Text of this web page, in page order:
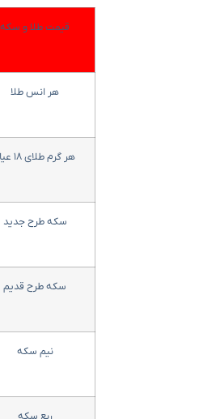
قیمت طلا و سکه
هر انس طلا
هر گرم طلای ۱۸ عیار
سکه طرح جدید
سکه طرح قدیم
نیم سکه
ربع سکه